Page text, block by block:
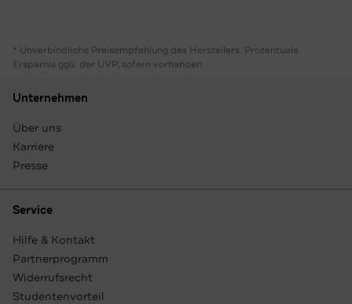
* Unverbindliche Preisempfehlung des Herstellers. Prozentuale
Ersparnis ggü. der UVP, sofern vorhanden
Unternehmen
Über uns
Karriere
Presse
Service
Hilfe & Kontakt
Partnerprogramm
Widerrufsrecht
Studentenvorteil